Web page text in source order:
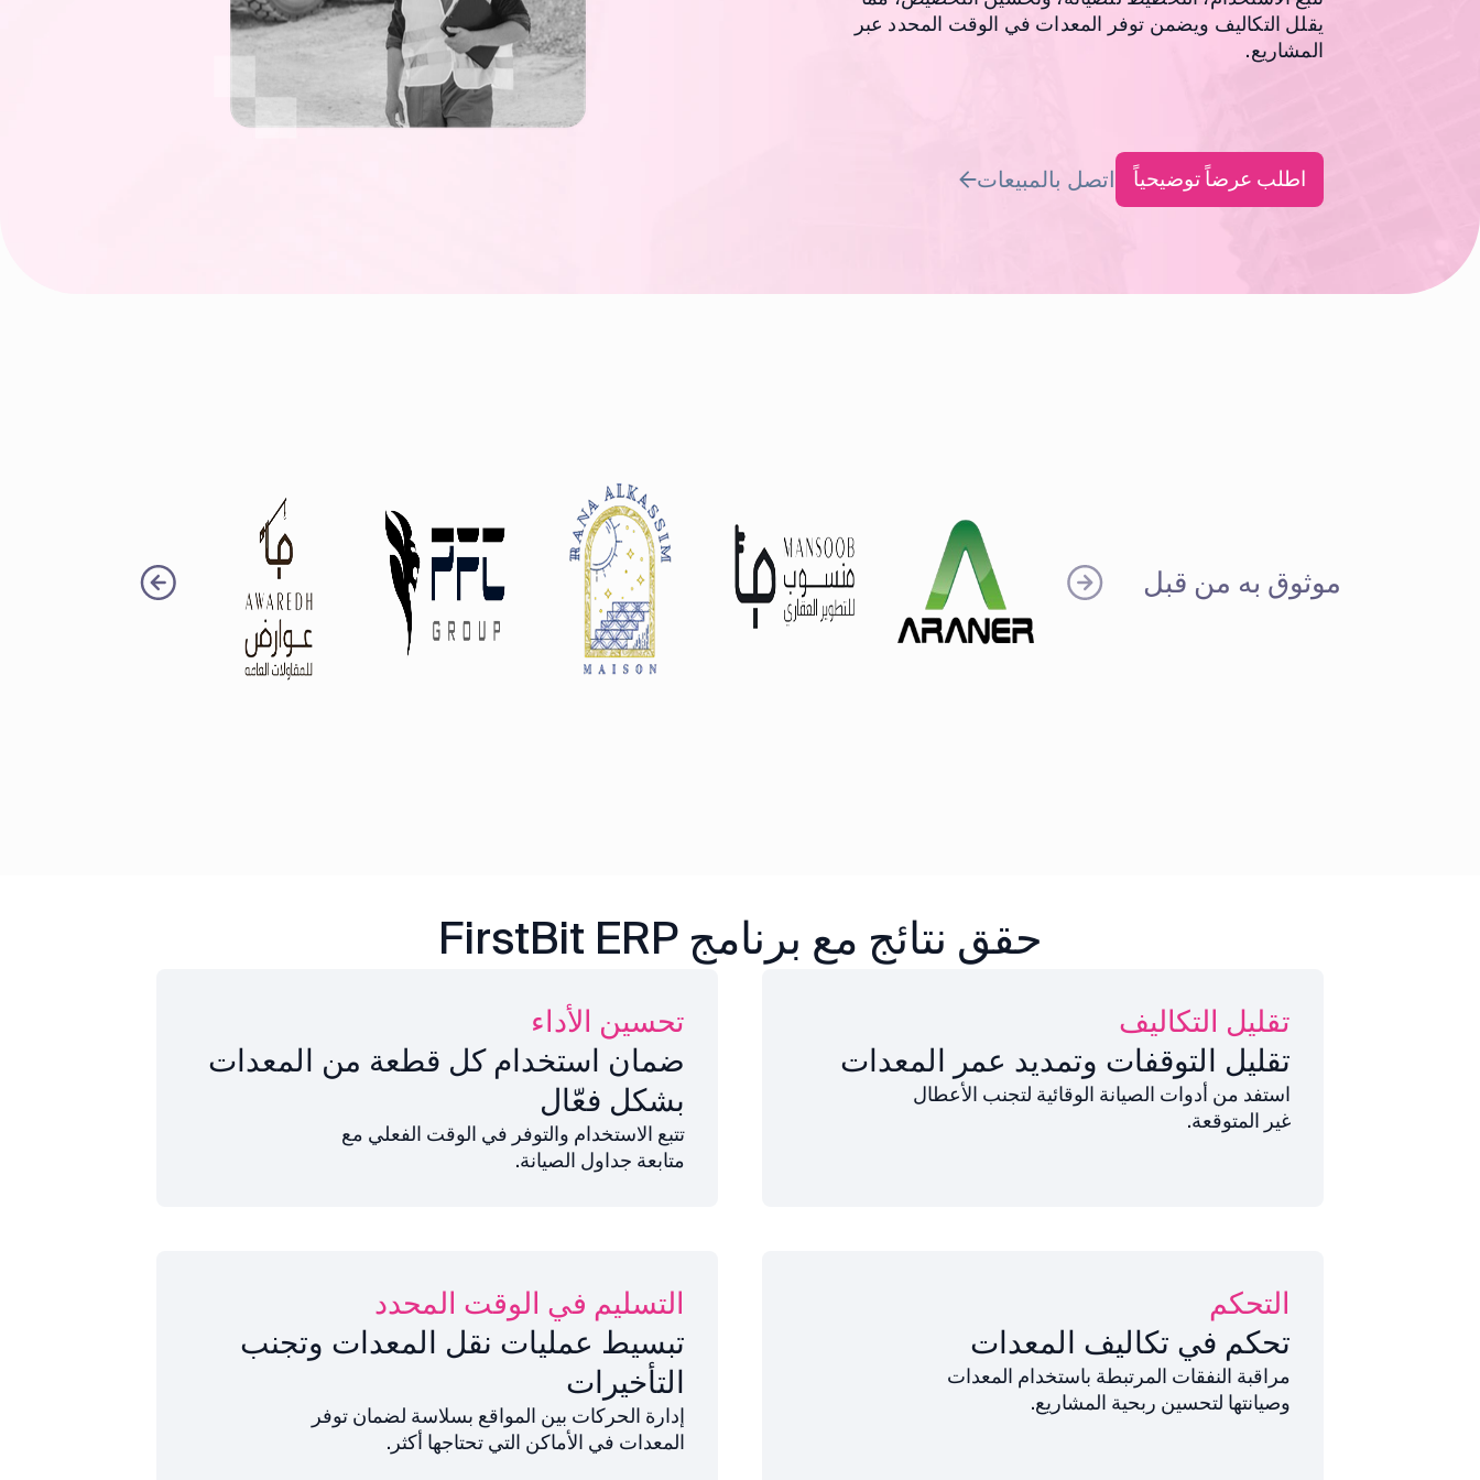
يقلل التكاليف ويضمن توفر المعدات في الوقت المحدد عبر
المشاريع.
اطلب عرضاً توضيحياً اتصل بالمبيعات
موثوق به من قبل
حقق نتائج مع برنامج FirstBit ERP
تحسين الأداء
ضمان استخدام كل قطعة من المعدات
بشكل فعّال
تتبع الاستخدام والتوفر في الوقت الفعلي مع
متابعة جداول الصيانة.
تقليل التكاليف
تقليل التوقفات وتمديد عمر المعدات
استفد من أدوات الصيانة الوقائية لتجنب الأعطال
غير المتوقعة.
التسليم في الوقت المحدد
تبسيط عمليات نقل المعدات وتجنب
التأخيرات
إدارة الحركات بين المواقع بسلاسة لضمان توفر
المعدات في الأماكن التي تحتاجها أكثر.
التحكم
تحكم في تكاليف المعدات
مراقبة النفقات المرتبطة باستخدام المعدات
وصيانتها لتحسين ربحية المشاريع.